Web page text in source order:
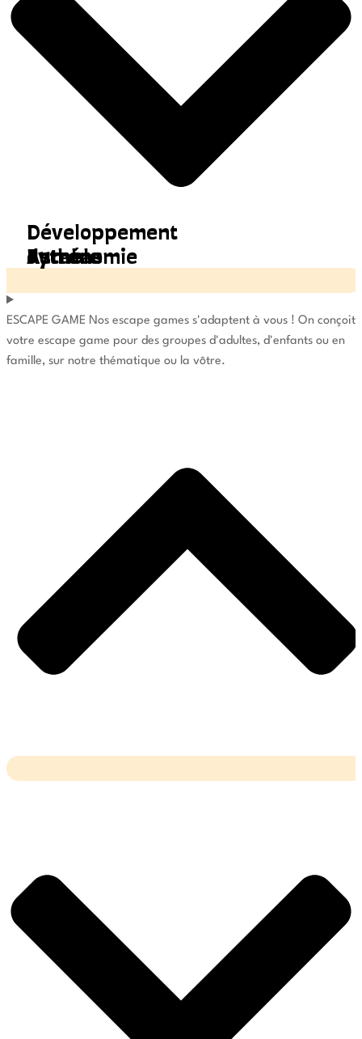
Développement
durable
Astronomie
Pythéas
ESCAPE GAME Nos escape games s'adaptent à vous ! On conçoit
votre escape game pour des groupes d'adultes, d'enfants ou en
famille, sur notre thématique ou la vôtre.